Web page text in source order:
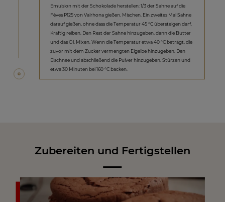
Emulsion mit der Schokolade herstellen: 1/3 der Sahne auf die
Fèves P125 von Valrhona gießen. Mischen. Ein zweites Mal Sahne
darauf gießen, ohne dass die Temperatur 45 °C übersteigen darf.
Kräftig reiben. Den Rest der Sahne hinzugeben, dann die Butter
und das Öl. Mixen. Wenn die Temperatur etwa 40 °C beträgt, die
zuvor mit dem Zucker vermengten Eigelbe hinzugeben. Den
Eischnee und abschließend die Pulver hinzugeben. Stürzen und
etwa 30 Minuten bei 160 °C backen.
Zubereiten und Fertigstellen